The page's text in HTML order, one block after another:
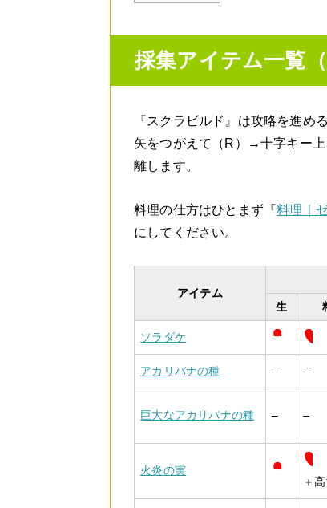
採集アイテム一覧（
『スクラビルド』は攻略を進め
矢をつがえて（R）→十字キー
離します。
料理の仕方はひとまず『料理｜
にしてください。
アイテム
生
ソラダケ
アカリバナの種 – –
巨大なアカリバナの種 – –
火炎の実
＋